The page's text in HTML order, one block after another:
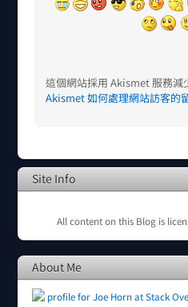
這個網站採用 Akismet 服務減
Akismet 如何處理網站訪客的
Site Info
All content on this Blog is
About Me